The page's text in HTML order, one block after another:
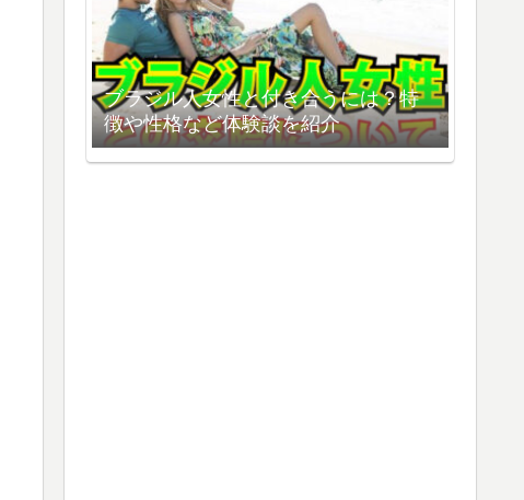
ブラジル人女性と付き合うには？特
徴や性格など体験談を紹介